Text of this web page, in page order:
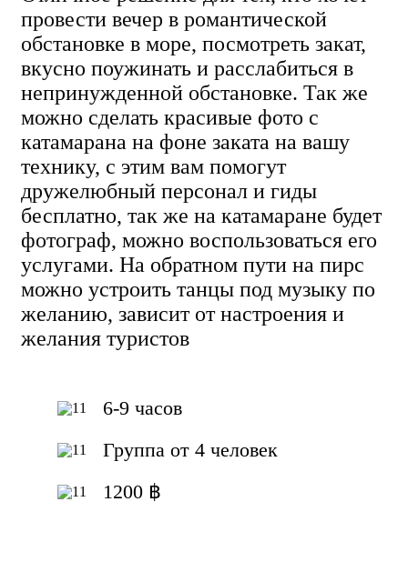
провести вечер в романтической
обстановке в море, посмотреть закат,
вкусно поужинать и расслабиться в
непринужденной обстановке. Так же
можно сделать красивые фото с
катамарана на фоне заката на вашу
технику, с этим вам помогут
дружелюбный персонал и гиды
бесплатно, так же на катамаране будет
фотограф, можно воспользоваться его
услугами. На обратном пути на пирс
можно устроить танцы под музыку по
желанию, зависит от настроения и
желания туристов
6-9 часов
Группа от 4 человек
1200 ฿